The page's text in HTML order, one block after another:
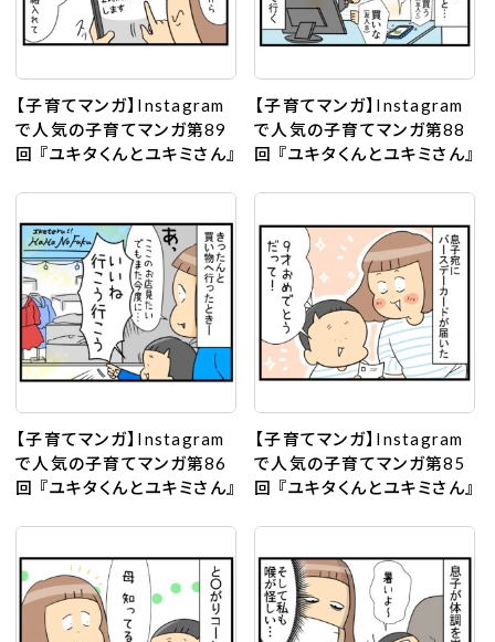
【子育てマンガ】Instagram
で人気の子育てマンガ第89
回 『ユキタくんとユキミさん』
【子育てマンガ】Instagram
で人気の子育てマンガ第88
回 『ユキタくんとユキミさん』
【子育てマンガ】Instagram
で人気の子育てマンガ第86
回 『ユキタくんとユキミさん』
【子育てマンガ】Instagram
で人気の子育てマンガ第85
回 『ユキタくんとユキミさん』